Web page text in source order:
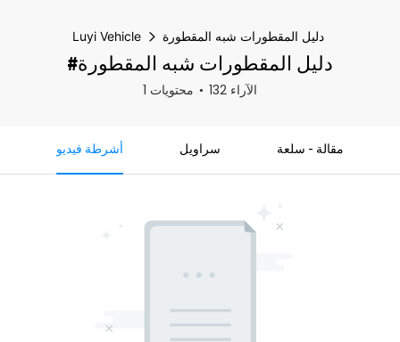
Luyi Vehicle دليل المقطورات شبه المقطورة
#دليل المقطورات شبه المقطورة
1 محتويات 132 الآراء
أشرطة فيديو سراويل مقالة - سلعة